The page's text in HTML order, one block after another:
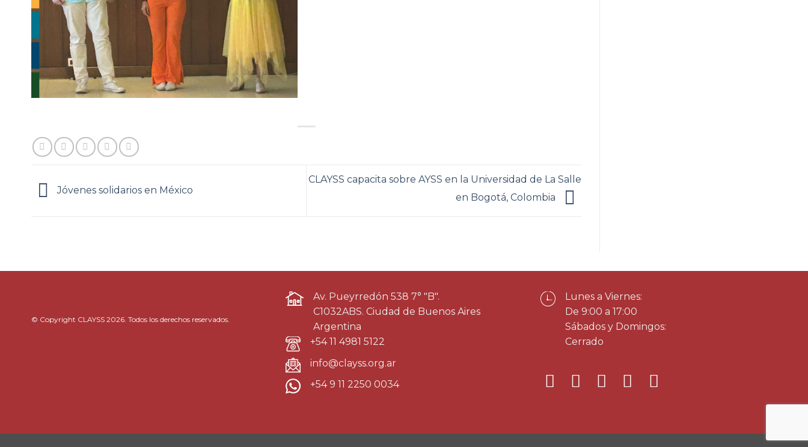
Jóvenes solidarios en México
CLAYSS capacita sobre AYSS en la Universidad de La Salle
en Bogotá, Colombia
© Copyright CLAYSS 2026. Todos los derechos reservados.
Av. Pueyrredón 538 7° "B".
C1032ABS. Ciudad de Buenos Aires
Argentina
+54 11 4981 5122
info@clayss.org.ar
+54 9 11 2250 0034
Lunes a Viernes:
De 9:00 a 17:00
Sábados y Domingos:
Cerrado